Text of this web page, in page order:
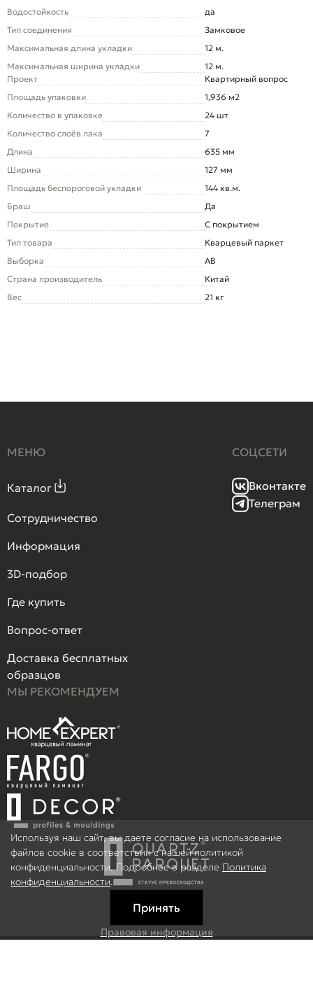
Водостойкость
да
Тип соединения
Замковое
Максимальная длина укладки
12 м.
Максимальная ширина укладки
12 м.
Проект
Квартирный вопрос
Площадь упаковки
1,936 м2
Количество в упаковке
24 шт
Количество слоёв лака
7
Длина
635 мм
Ширина
127 мм
Площадь беспороговой укладки
144 кв.м.
Браш
Да
Покрытие
С покрытием
Тип товара
Кварцевый паркет
Выборка
AB
Страна производитель
Китай
Вес
21 кг
Правовая информация
МЕНЮ
Каталог
Сотрудничество
Информация
3D-подбор
Где купить
Вопрос-ответ
Доставка бесплатных
образцов
СОЦСЕТИ
Вконтакте
Телеграм
МЫ РЕКОМЕНДУЕМ
Используя наш сайт, вы даете согласие на использование
файлов cookie в соответствии с нашей политикой
конфиденциальности. Подробнее в разделе Политика
конфиденциальности.
Принять